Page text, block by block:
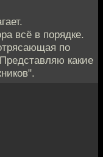
всё в порядке.
по
какие